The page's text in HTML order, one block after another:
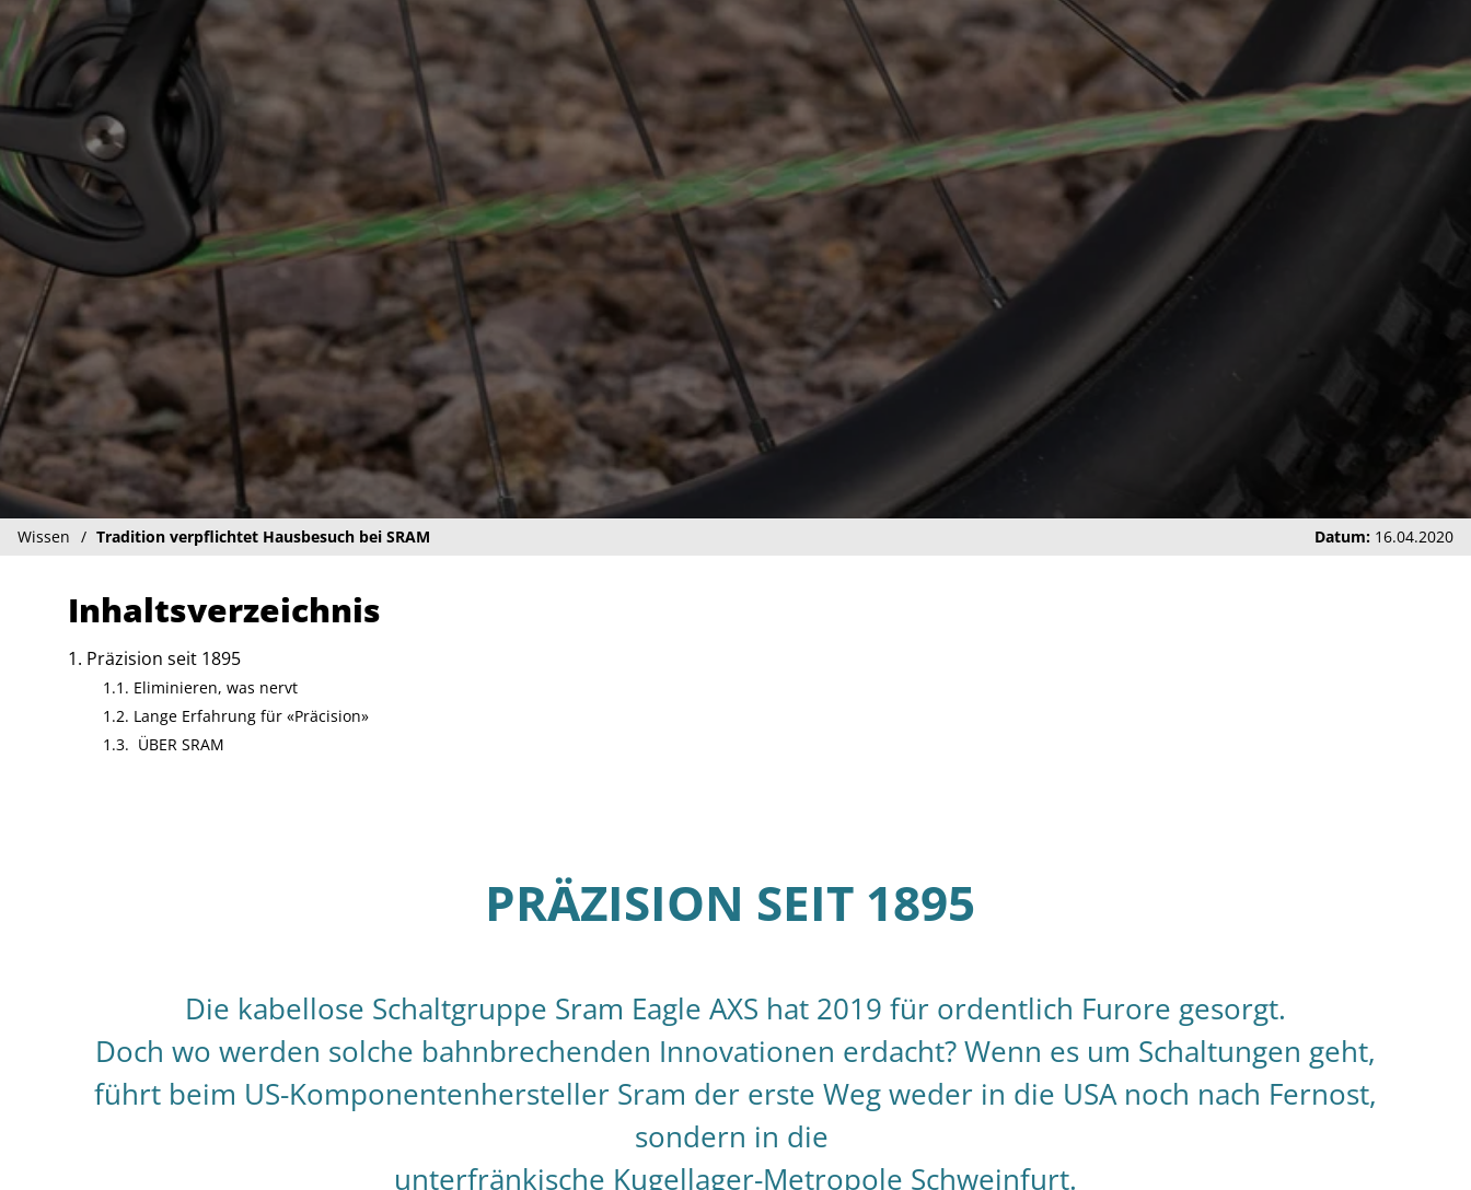
Wissen Tradition verpflichtet Hausbesuch bei SRAM Datum: 16.04.2020
Inhaltsverzeichnis
Präzision seit 1895
Eliminieren, was nervt
Lange Erfahrung für «Präcision»
ÜBER SRAM
PRÄZISION SEIT 1895
Die kabellose Schaltgruppe Sram Eagle AXS hat 2019 für ordentlich Furore gesorgt.
Doch wo werden solche bahnbrechenden Innovationen erdacht? Wenn es um Schaltungen geht,
führt beim US-Komponentenhersteller Sram der erste Weg weder in die USA noch nach Fernost,
sondern in die
unterfränkische Kugellager-Metropole Schweinfurt.